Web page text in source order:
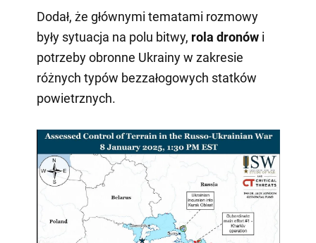
Dodał, że głównymi tematami rozmowy
były sytuacja na polu bitwy, rola dronówi
potrzeby obronne Ukrainy w zakresie
różnych typów bezzałogowych statków
powietrznych.